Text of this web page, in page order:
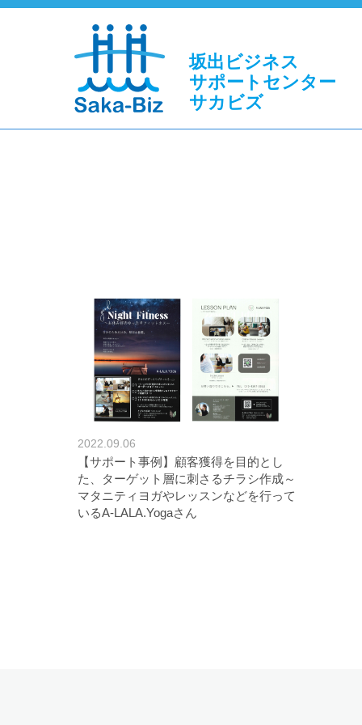
坂出ビジネス
サポートセンター
サカビズ
2022.09.06
【サポート事例】顧客獲得を目的とし
た、ターゲット層に刺さるチラシ作成～
マタニティヨガやレッスンなどを行って
いるA-LALA.Yogaさん